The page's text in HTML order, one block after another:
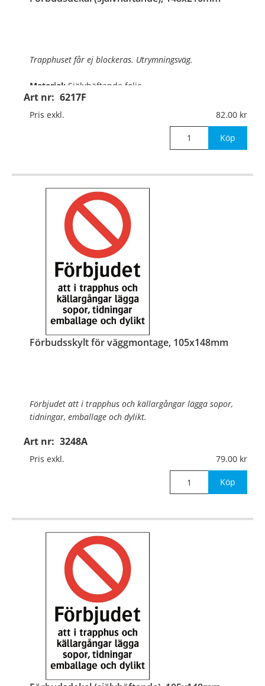
Art nr: 6217F
Trapphuset får ej blockeras. Utrymningsväg.
Material: Självhäftande folie
Mått:148x210mm
Pris exkl. 82.00
Köp
Förbudsskylt för väggmontage, 105x148mm
Art nr: 3248A
Förbjudet att i trapphus och källargångar lägga sopor,
tidningar, emballage och dylikt.
Material:Aluminium, 0,7mm (väggmontage)
Pris exkl. 79.00
Köp